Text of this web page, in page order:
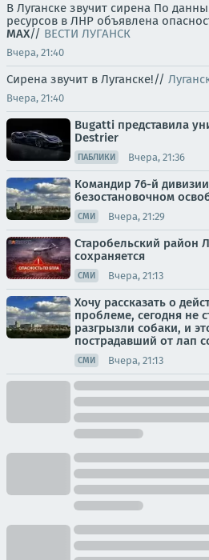
В Луганске звучит сирена По
ресурсов в ЛНР объявлена
MAX// ВЕСТИ ЛУГАНСК
Вчера, 21:40
Сирена звучит в Луганске!//
Вчера, 21:40
Bugatti представила
Destrier
ПАБЛИКИ Вчера, 21:36
Командир 76-й
безостановочном
СМИ Вчера, 21:29
Старобельский район
сохраняется
СМИ Вчера, 21:13
Хочу рассказать о
проблеме, сегодня не
разгрызли собаки, и
пострадавший от лап
СМИ Вчера, 21:13